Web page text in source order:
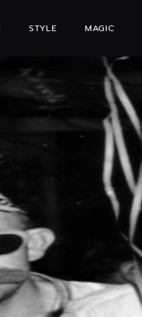
STYLE MAGIC